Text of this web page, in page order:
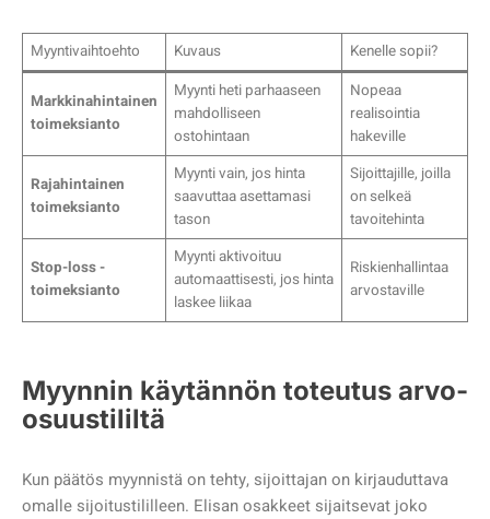
Myyntivaihtoehto Kuvaus Kenelle sopii?
Markkinahintainen
toimeksianto
Myynti heti parhaaseen
mahdolliseen
ostohintaan
Nopeaa
realisointia
hakeville
Rajahintainen
toimeksianto
Myynti vain, jos hinta
saavuttaa asettamasi
tason
Sijoittajille, joilla
on selkeä
tavoitehinta
Stop-loss -
toimeksianto
Myynti aktivoituu
automaattisesti, jos hinta
laskee liikaa
Riskienhallintaa
arvostaville
Myynnin käytännön toteutus arvo-
osuustililtä
Kun päätös myynnistä on tehty, sijoittajan on kirjauduttava
omalle sijoitustililleen. Elisan osakkeet sijaitsevat joko